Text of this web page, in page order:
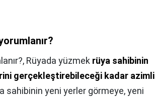
Rüyada yüzmek rüya sahibinin
gerçekleştirebileceği kadar azimli
sahibinin yeni yerler görmeye, yeni